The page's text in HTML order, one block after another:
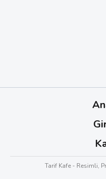
Tarif Kafe - Resimli,